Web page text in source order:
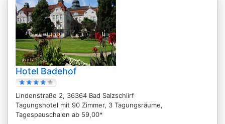
Hotel Badehof
Lindenstraße 2, 36364 Bad Salzschlirf
Tagungshotel mit 90 Zimmer, 3 Tagungsräume,
Tagespauschalen ab 59,00*